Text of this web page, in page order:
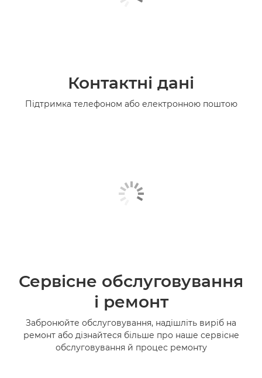
Контактні дані
Підтримка телефоном або електронною поштою
Сервісне обслуговування
і ремонт
Забронюйте обслуговування, надішліть виріб на
ремонт або дізнайтеся більше про наше сервісне
обслуговування й процес ремонту